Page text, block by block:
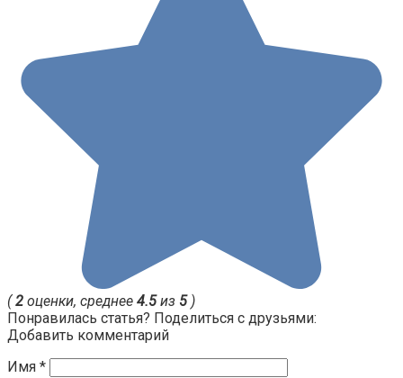
(2 оценки, среднее 4.5из 5)
Понравилась статья? Поделиться с друзьями:
Добавить комментарий
Имя *